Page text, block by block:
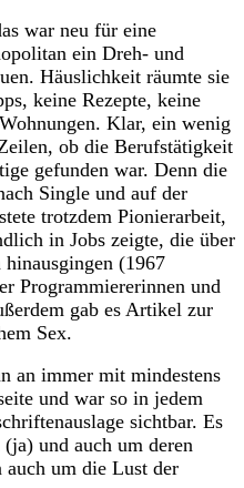
war neu für eine
ein Dreh- und
Häuslichkeit räumte sie
keine Rezepte, keine
Klar, ein wenig
ob die Berufstätigkeit
gefunden war. Denn die
Single und auf der
trotzdem Pionierarbeit,
in Jobs zeigte, die über
hinausgingen (1967
Programmiererinnen und
gab es Artikel zur
Sex.
an immer mit mindestens
und war so in jedem
sichtbar. Es
und auch um deren
um die Lust der